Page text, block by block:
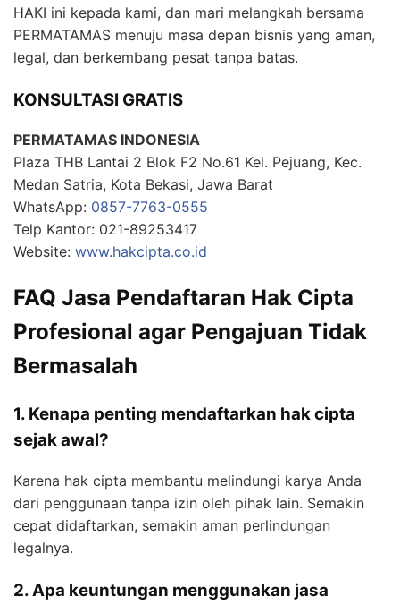
HAKI ini kepada kami, dan mari melangkah bersama
PERMATAMAS menuju masa depan bisnis yang aman,
legal, dan berkembang pesat tanpa batas.
KONSULTASI GRATIS
PERMATAMAS INDONESIA
Plaza THB Lantai 2 Blok F2 No.61 Kel. Pejuang, Kec.
Medan Satria, Kota Bekasi, Jawa Barat
WhatsApp: 0857-7763-0555
Telp Kantor: 021-89253417
Website: www.hakcipta.co.id
FAQ Jasa Pendaftaran Hak Cipta
Profesional agar Pengajuan Tidak
Bermasalah
1. Kenapa penting mendaftarkan hak cipta
sejak awal?
Karena hak cipta membantu melindungi karya Anda
dari penggunaan tanpa izin oleh pihak lain. Semakin
cepat didaftarkan, semakin aman perlindungan
legalnya.
2. Apa keuntungan menggunakan jasa